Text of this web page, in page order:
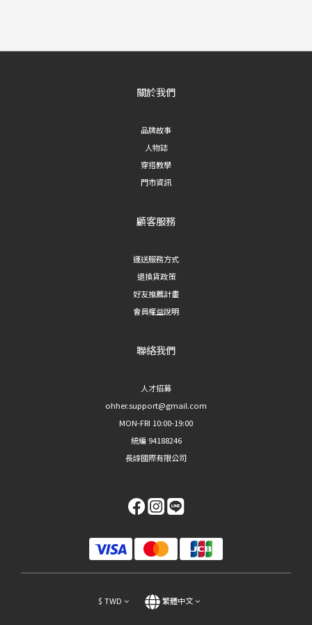
關於我們
品牌故事
人物誌
穿搭教學
門市資訊
顧客服務
運送服務方式
退換貨政策
好友推薦計畫
會員權益說明
聯絡我們
人才招募
ohher.support@gmail.com
MON-FRI 10:00-19:00
統編 94188246
長諄國際有限公司
$ TWD 繁體中文